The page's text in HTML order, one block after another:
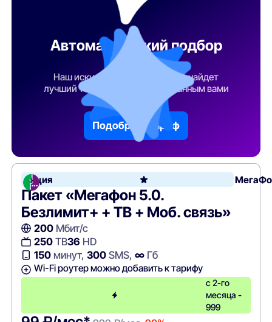
Автоматический подбор
тарифа
Наш искусственный интеллект найдет
лучший тарифный план по указанным вами
Подобрать тариф
Акция
Пакет «Мегафон 5.0.
Безлимит+ + ТВ + Моб. связь»
200Мбит/с
250ТВ36 HD
150минут, 300SMS, ∞Гб
Wi-Fi роутер можно добавить к тарифу
с 2-го
месяца -
999